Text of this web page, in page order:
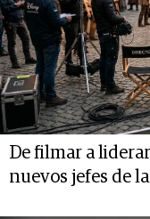
De filmar a
nuevos jefes de